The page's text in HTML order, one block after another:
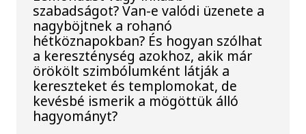
szabadságot? Van-e valódi üzenete a
nagyböjtnek a rohanó
hétköznapokban? És hogyan szólhat
a kereszténység azokhoz, akik már
örökölt szimbólumként látják a
kereszteket és templomokat, de
kevésbé ismerik a mögöttük álló
hagyományt?